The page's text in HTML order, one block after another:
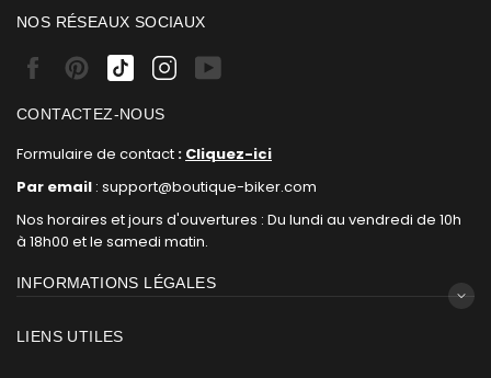
NOS RÉSEAUX SOCIAUX
FacebookPinterestTiktokInstagramYoutube
CONTACTEZ-NOUS
Formulaire de contact : Cliquez-ici
Par email : support@boutique-biker.com
Nos horaires et jours d'ouvertures : Du lundi au vendredi de 10h
à 18h00 et le samedi matin.
INFORMATIONS LÉGALES
LIENS UTILES